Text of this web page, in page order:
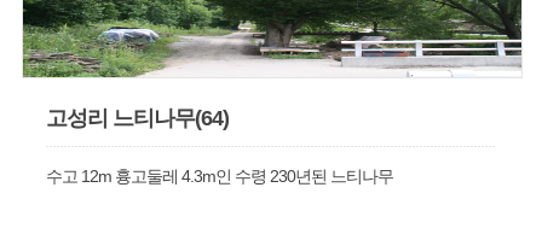
고성리 느티나무(64)
수고 12m 흉고둘레 4.3m인 수령 230년된 느티나무